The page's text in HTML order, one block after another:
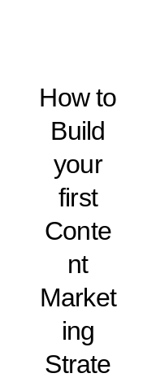
How to
Build
your
first
Conte
nt
Market
ing
Strate